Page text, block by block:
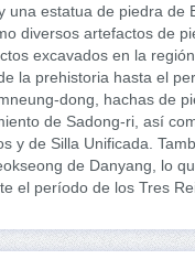
una estatua de piedra de
diversos artefactos de
excavados en la
la prehistoria hasta el
dong, hachas de
de Sadong-ri, así
y de Silla Unificada.
de Danyang, lo
el período de los Tres